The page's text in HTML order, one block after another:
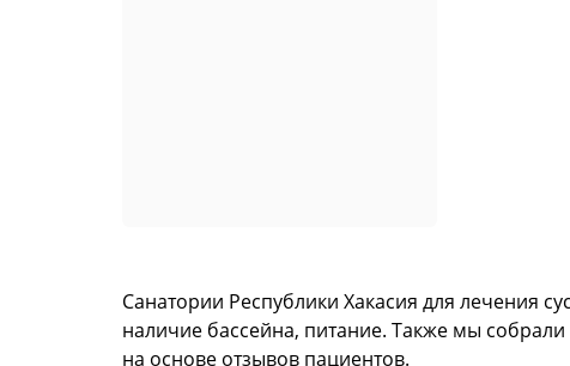
Санатории Республики Хакасия для лечения
наличие бассейна, питание. Также мы
на основе отзывов пациентов.